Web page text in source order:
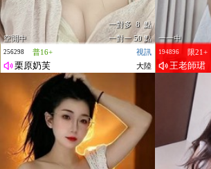
空閒中
一對多 8 點
一對一 50 點
普16+
視訊
256298
栗原奶芙 大陸
一一中
限21+
194896
王老師珺